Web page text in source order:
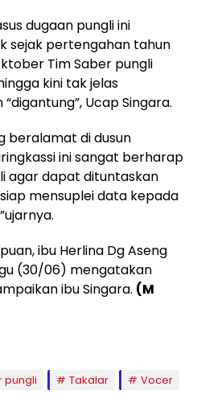
dugaan pungli ini
sejak pertengahan tahun
Tim Saber pungli
kini tak jelas
Ucap Singara.
beralamat di dusun
ini sangat berharap
agar dapat dituntaskan
mensuplei data kepada
ibu Herlina Dg Aseng
(30/06) mengatakan
ibu Singara. (M
pungli Takalar Vocer